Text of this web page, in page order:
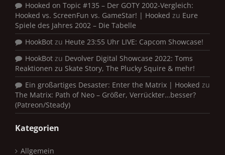
Hooked on Topic #135 – Der GOTY 2002-Vergleich:
Hooked vs. ScreenFun vs. GameStar! | Hooked zu Eure
Spiele des Jahres 2002 – Die Tabelle
HookBot zu Heute 23:55 Uhr LIVE: Capcom Showcase!
HookBot zu Devolver Digital Showcase 2022: Toms
Reaktionen zu Skate Story, The Plucky Squire & mehr!
Ein großartiges Desaster: Enter the Matrix | Hooked zu
The Matrix: Path of Neo – Größer, Verrückter…besser?
(Patreon/Steady)
Kategorien
Allgemein